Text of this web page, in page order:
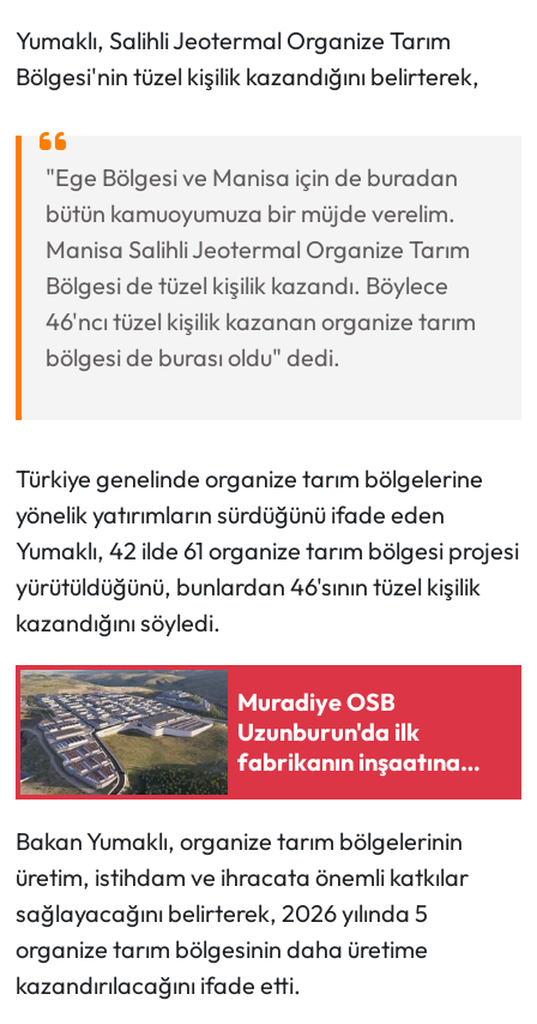
Yumaklı, Salihli Jeotermal Organize Tarım
Bölgesi'nin tüzel kişilik kazandığını belirterek,
"Ege Bölgesi ve Manisa için de buradan
bütün kamuoyumuza bir müjde verelim.
Manisa Salihli Jeotermal Organize Tarım
Bölgesi de tüzel kişilik kazandı. Böylece
46'ncı tüzel kişilik kazanan organize tarım
bölgesi de burası oldu" dedi.
Türkiye genelinde organize tarım bölgelerine
yönelik yatırımların sürdüğünü ifade eden
Yumaklı, 42 ilde 61 organize tarım bölgesi projesi
yürütüldüğünü, bunlardan 46'sının tüzel kişilik
kazandığını söyledi.
Muradiye OSB
Uzunburun'da ilk
fabrikanın inşaatına
başlanıyor
Bakan Yumaklı, organize tarım bölgelerinin
üretim, istihdam ve ihracata önemli katkılar
sağlayacağını belirterek, 2026 yılında 5
organize tarım bölgesinin daha üretime
kazandırılacağını ifade etti.